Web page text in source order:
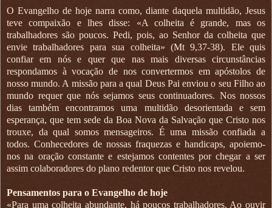
O Evangelho de hoje narra como, diante daquela multidão, Jesus
teve compaixão e lhes disse: «A colheita é grande, mas os
trabalhadores são poucos. Pedi, pois, ao Senhor da colheita que
envie trabalhadores para sua colheita» (Mt 9,37-38). Ele quis
confiar em nós e quer que nas mais diversas circunstâncias
respondamos à vocação de nos convertermos em apóstolos de
nosso mundo. A missão para a qual Deus Pai enviou o seu Filho ao
mundo requer que nós sejamos seus continuadores. Nos nossos
dias também encontramos uma multidão desorientada e sem
esperança, que tem sede da Boa Nova da Salvação que Cristo nos
trouxe, da qual somos mensageiros. É uma missão confiada a
todos. Conhecedores de nossas fraquezas e handicaps, apoiemo-
nos na oração constante e estejamos contentes por chegar a ser
assim colaboradores do plano redentor que Cristo nos revelou.
Pensamentos para o Evangelho de hoje
«Para uma colheita abundante, há poucos trabalhadores. Ao ouvir